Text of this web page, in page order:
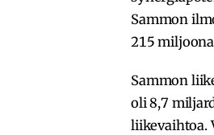
Sammon
215
Sammon
oli 8,7
liikevaihtoa.